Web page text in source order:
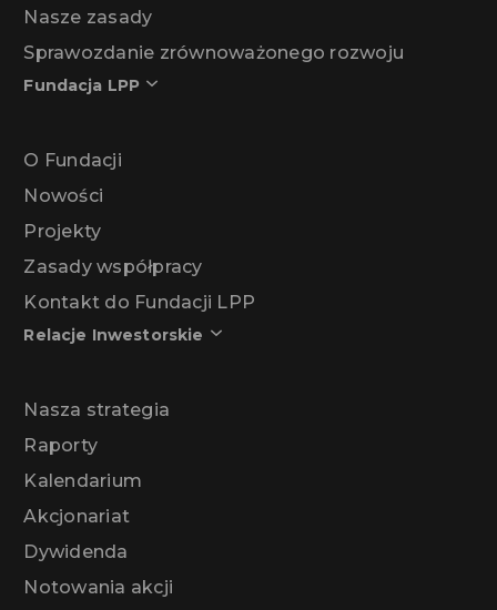
Nasze zasady
Sprawozdanie zrównoważonego rozwoju
Fundacja LPP
O Fundacji
Nowości
Projekty
Zasady współpracy
Kontakt do Fundacji LPP
Relacje Inwestorskie
Nasza strategia
Raporty
Kalendarium
Akcjonariat
Dywidenda
Notowania akcji